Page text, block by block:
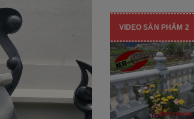
VIDEO SẢN PHẨM 2